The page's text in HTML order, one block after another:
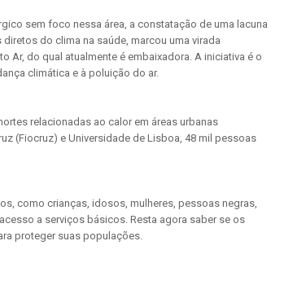
sem foco nessa área, a constatação de uma lacuna
do clima na saúde, marcou uma virada
Ar, do qual atualmente é embaixadora. A iniciativa é o
climática e à poluição do ar.
relacionadas ao calor em áreas urbanas
(Fiocruz) e Universidade de Lisboa, 48 mil pessoas
como crianças, idosos, mulheres, pessoas negras,
a serviços básicos. Resta agora saber se os
proteger suas populações.